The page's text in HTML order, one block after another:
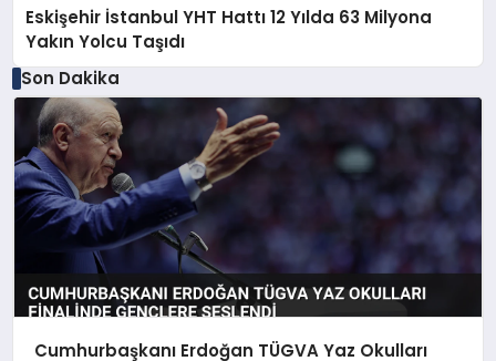
Eskişehir İstanbul YHT Hattı 12 Yılda 63 Milyona
Yakın Yolcu Taşıdı
Son Dakika
Cumhurbaşkanı Erdoğan TÜGVA Yaz Okulları